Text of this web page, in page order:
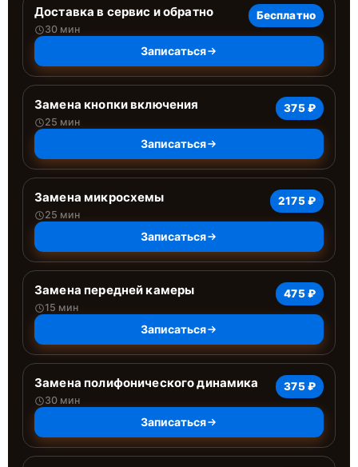
Доставка в сервис и обратно
30 мин
Бесплатно
Записаться
Замена кнопки включения
25 мин
375 ₽
Записаться
Замена микросхемы
25 мин
2175 ₽
Записаться
Замена передней камеры
15 мин
475 ₽
Записаться
Замена полифонического динамика
30 мин
375 ₽
Записаться